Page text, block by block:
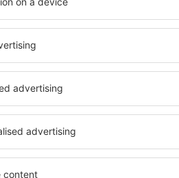
2026, 2 nopți
multe hoteluri în Lechaio
Lechaio –